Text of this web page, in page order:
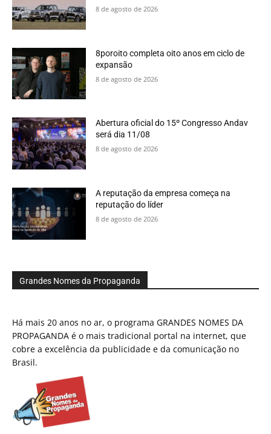
8 de agosto de 2026
8poroito completa oito anos em ciclo de
expansão
8 de agosto de 2026
Abertura oficial do 15º Congresso Andav
será dia 11/08
8 de agosto de 2026
A reputação da empresa começa na
reputação do líder
8 de agosto de 2026
Grandes Nomes da Propaganda
Há mais 20 anos no ar, o programa GRANDES NOMES DA
PROPAGANDA é o mais tradicional portal na internet, que
cobre a excelência da publicidade e da comunicação no
Brasil.